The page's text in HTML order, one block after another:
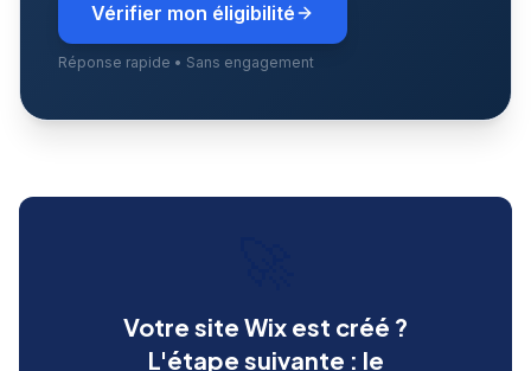
Vérifier mon éligibilité
Réponse rapide • Sans engagement
Votre site Wix est créé ?
L'étape suivante : le